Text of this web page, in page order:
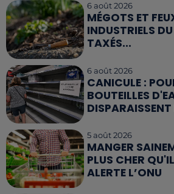
6 août 2026
MÉGOTS ET
INDUSTRIELS
TAXÉS...
6 août 2026
CANICULE :
BOUTEILLES
5 août 2026
MANGER
PLUS CHER
ALERTE L’ONU